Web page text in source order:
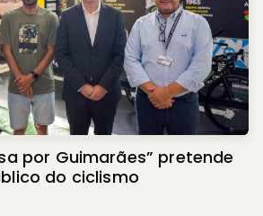
por Guimarães” pretende
do ciclismo